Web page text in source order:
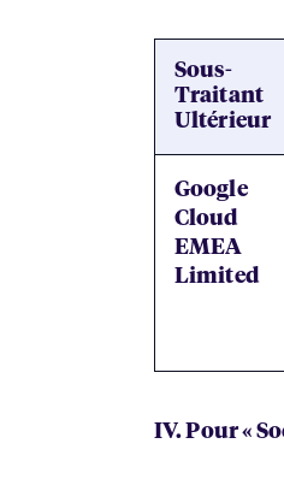
Sous-
Traitant
Ultérieur
Google
Cloud
EMEA
Limited
IV. Pour «